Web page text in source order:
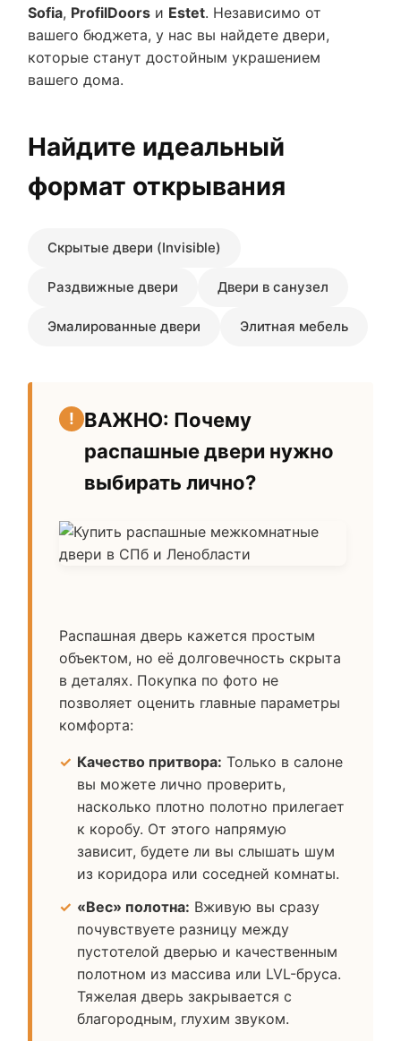
Sofia, ProfilDoors и Estet. Независимо от
вашего бюджета, у нас вы найдете двери,
которые станут достойным украшением
вашего дома.
Найдите идеальный
формат открывания
Скрытые двери (Invisible)
Раздвижные двери Двери в санузел
Эмалированные двери Элитная мебель
ВАЖНО: Почему
распашные двери нужно
выбирать лично?
Распашная дверь кажется простым
объектом, но её долговечность скрыта
в деталях. Покупка по фото не
позволяет оценить главные параметры
комфорта:
Качество притвора: Только в салоне
вы можете лично проверить,
насколько плотно полотно прилегает
к коробу. От этого напрямую
зависит, будете ли вы слышать шум
из коридора или соседней комнаты.
«Вес» полотна: Вживую вы сразу
почувствуете разницу между
пустотелой дверью и качественным
полотном из массива или LVL-бруса.
Тяжелая дверь закрывается с
благородным, глухим звуком.